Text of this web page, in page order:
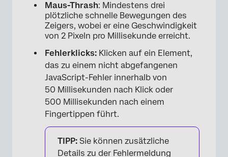
Maus-Thrash: Mindestens drei
plötzliche schnelle Bewegungen des
Zeigers, wobei er eine Geschwindigkeit
von 2 Pixeln pro Millisekunde erreicht.
Fehlerklicks: Klicken auf ein Element,
das zu einem nicht abgefangenen
JavaScript-Fehler innerhalb von
50 Millisekunden nach Klick oder
500 Millisekunden nach einem
Fingertippen führt.
TIPP: Sie können zusätzliche
Details zu der Fehlermeldung